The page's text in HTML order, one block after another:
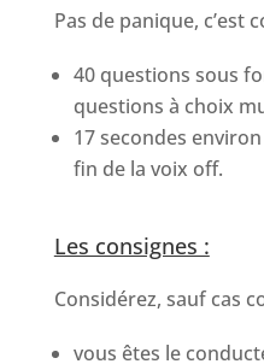
Pas de panique, c’est
40 questions sous
questions à choix
17 secondes
fin de la voix off.
Les consignes :
Considérez, sauf cas
vous êtes le